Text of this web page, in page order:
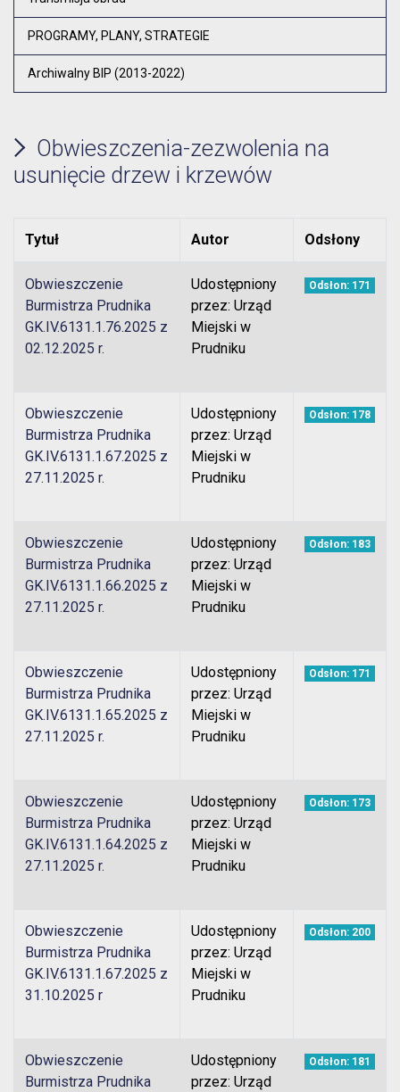
PROGRAMY, PLANY, STRATEGIE
Archiwalny BIP (2013-2022)
Obwieszczenia-zezwolenia na
usunięcie drzew i krzewów
Tytuł Autor Odsłony
Obwieszczenie
Burmistrza Prudnika
GK.IV.6131.1.76.2025 z
02.12.2025 r.
Udostępniony
przez: Urząd
Miejski w
Prudniku
Odsłon: 171
Obwieszczenie
Burmistrza Prudnika
GK.IV.6131.1.67.2025 z
27.11.2025 r.
Udostępniony
przez: Urząd
Miejski w
Prudniku
Odsłon: 178
Obwieszczenie
Burmistrza Prudnika
GK.IV.6131.1.66.2025 z
27.11.2025 r.
Udostępniony
przez: Urząd
Miejski w
Prudniku
Odsłon: 183
Obwieszczenie
Burmistrza Prudnika
GK.IV.6131.1.65.2025 z
27.11.2025 r.
Udostępniony
przez: Urząd
Miejski w
Prudniku
Odsłon: 171
Obwieszczenie
Burmistrza Prudnika
GK.IV.6131.1.64.2025 z
27.11.2025 r.
Udostępniony
przez: Urząd
Miejski w
Prudniku
Odsłon: 173
Obwieszczenie
Burmistrza Prudnika
GK.IV.6131.1.67.2025 z
31.10.2025 r
Udostępniony
przez: Urząd
Miejski w
Prudniku
Odsłon: 200
Obwieszczenie
Burmistrza Prudnika
Udostępniony
przez: Urząd
Odsłon: 181